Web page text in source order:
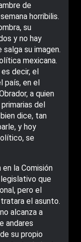
de
horribilis.
su
y no hay
su imagen.
mexicana.
decir, el
país, en el
a quien
del
dice, tan
y hoy
se
la Comisión
que
pero el
el asunto.
alcanza a
andares
su propio